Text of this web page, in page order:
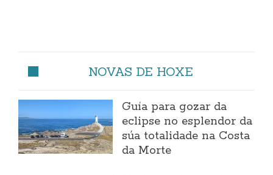
NOVAS DE HOXE
Guía para gozar da
eclipse no esplendor da
súa totalidade na Costa
da Morte